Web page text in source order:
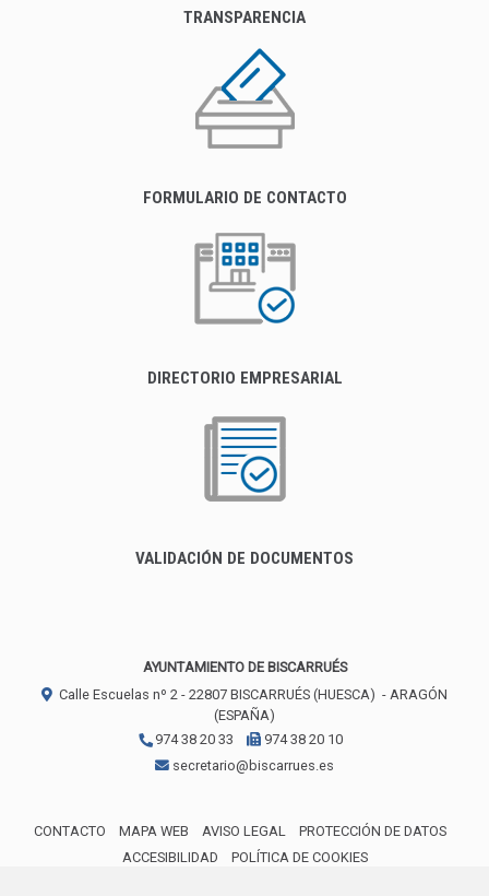
TRANSPARENCIA
FORMULARIO DE CONTACTO
DIRECTORIO EMPRESARIAL
VALIDACIÓN DE DOCUMENTOS
AYUNTAMIENTO DE BISCARRUÉS
Calle Escuelas nº 2 - 22807 BISCARRUÉS (HUESCA) - ARAGÓN
(ESPAÑA)
974 38 20 33
974 38 20 10
secretario@biscarrues.es
CONTACTO MAPA WEB AVISO LEGAL
PROTECCIÓN DE DATOS
ACCESIBILIDAD
POLÍTICA DE COOKIES